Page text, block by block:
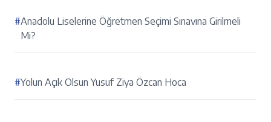
#Anadolu Liselerine Öğretmen Seçimi Sınavına Girilmeli
Mi?
#Yolun Açık Olsun Yusuf Ziya Özcan Hoca